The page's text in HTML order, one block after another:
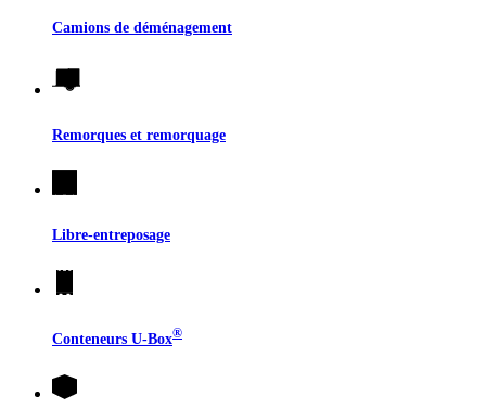
Camions de déménagement
Remorques et remorquage
Libre-entreposage
Conteneurs U-Box®